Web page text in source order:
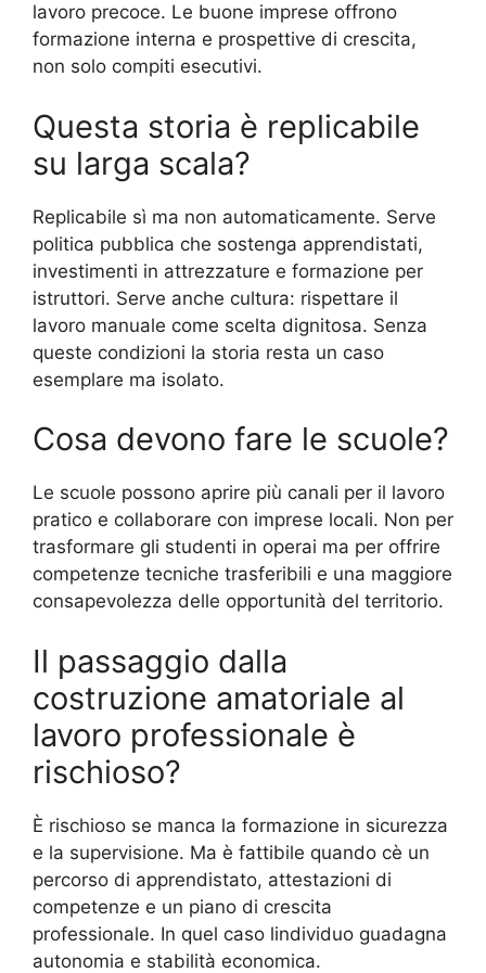
lavoro precoce. Le buone imprese offrono
formazione interna e prospettive di crescita,
non solo compiti esecutivi.
Questa storia è replicabile
su larga scala?
Replicabile sì ma non automaticamente. Serve
politica pubblica che sostenga apprendistati,
investimenti in attrezzature e formazione per
istruttori. Serve anche cultura: rispettare il
lavoro manuale come scelta dignitosa. Senza
queste condizioni la storia resta un caso
esemplare ma isolato.
Cosa devono fare le scuole?
Le scuole possono aprire più canali per il lavoro
pratico e collaborare con imprese locali. Non per
trasformare gli studenti in operai ma per offrire
competenze tecniche trasferibili e una maggiore
consapevolezza delle opportunità del territorio.
Il passaggio dalla
costruzione amatoriale al
lavoro professionale è
rischioso?
È rischioso se manca la formazione in sicurezza
e la supervisione. Ma è fattibile quando cè un
percorso di apprendistato, attestazioni di
competenze e un piano di crescita
professionale. In quel caso lindividuo guadagna
autonomia e stabilità economica.